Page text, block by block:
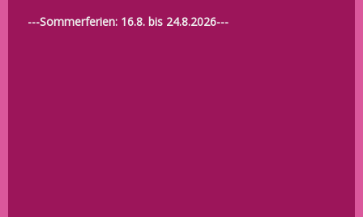
---Sommerferien: 16.8. bis 24.8.2026---